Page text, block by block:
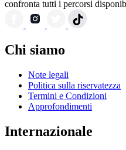
confronta tutti i percorsi
Chi siamo
Note legali
Politica sulla riservatezza
Termini e Condizioni
Approfondimenti
Internazionale